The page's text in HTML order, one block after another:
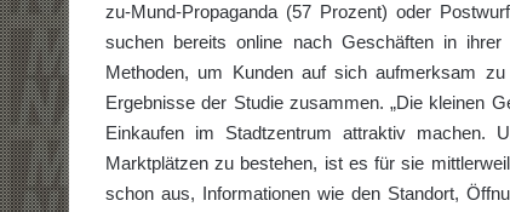
zu-Mund-Propaganda (57 Prozent) oder
suchen bereits online nach Geschäften in
Methoden, um Kunden auf sich aufmerksam
Ergebnisse der Studie zusammen. „Die kleinen
Einkaufen im Stadtzentrum attraktiv machen.
Marktplätzen zu bestehen, ist es für sie
schon aus, Informationen wie den Standort,